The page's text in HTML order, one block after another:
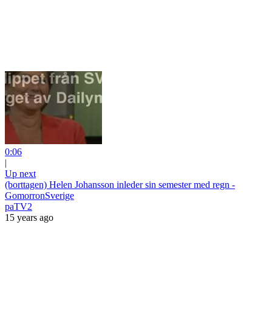
0:06
|
Up next
(borttagen) Helen Johansson inleder sin semester med regn -
GomorronSverige
paTV2
15 years ago